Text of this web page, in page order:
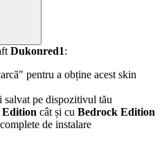
Dukonred1:
pentru a obține acest skin
salvat pe dispozitivul tău
Edition cât și cu Bedrock Edition
de instalare